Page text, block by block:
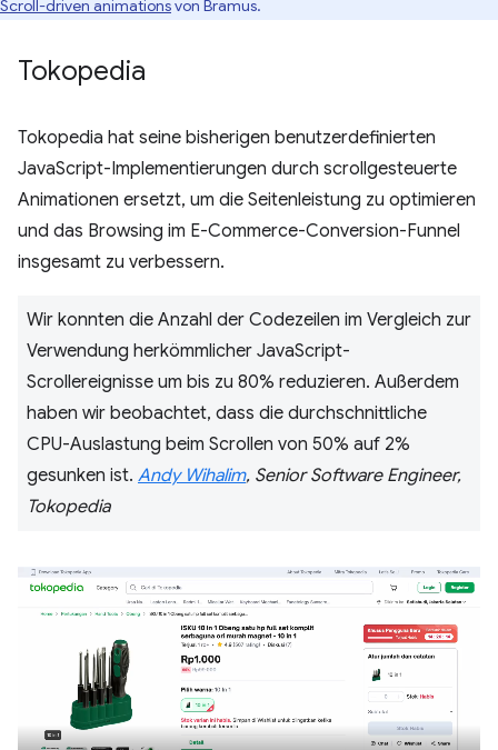
Scroll-driven animationsvon Bramus.
Tokopedia
Tokopedia hat seine bisherigen benutzerdefinierten
JavaScript-Implementierungen durch scrollgesteuerte
Animationen ersetzt, um die Seitenleistung zu optimieren
und das Browsing im E-Commerce-Conversion-Funnel
insgesamt zu verbessern.
Wir konnten die Anzahl der Codezeilen im Vergleich zur
Verwendung herkömmlicher JavaScript-
Scrollereignisse um bis zu 80% reduzieren. Außerdem
haben wir beobachtet, dass die durchschnittliche
CPU-Auslastung beim Scrollen von 50% auf 2%
gesunken ist. Andy Wihalim, Senior Software Engineer,
Tokopedia